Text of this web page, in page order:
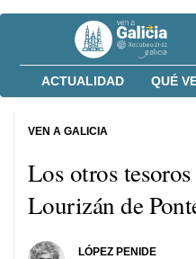
ACTUALIDAD QUÉ
Los otros
Lourizán de
LÓPEZ PENIDE
VEN A GALICIA